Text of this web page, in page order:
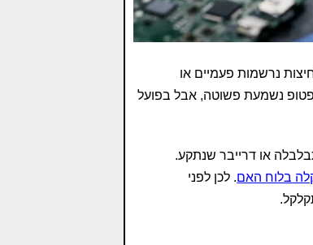
נרשמות פעמיים או
נשמעת פשוטה, אבל בפועל
או דרייבר שנתקע.
בלוח האם. לכן לפני